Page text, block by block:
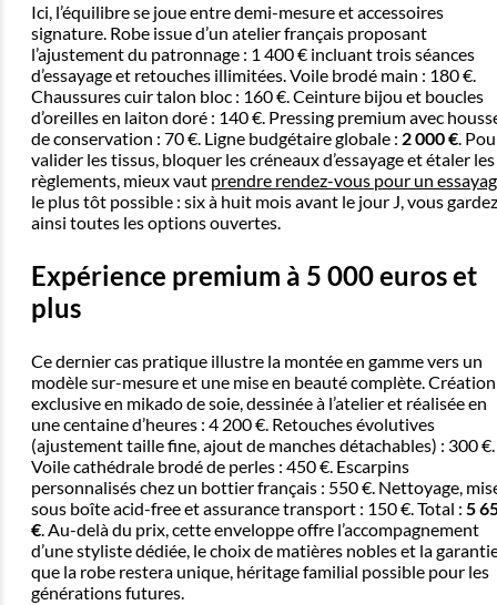
Ici, l’équilibre se joue entre demi-mesure et accessoires
signature. Robe issue d’un atelier français proposant
l’ajustement du patronnage : 1 400 € incluant trois séances
d’essayage et retouches illimitées. Voile brodé main : 180 €.
Chaussures cuir talon bloc : 160 €. Ceinture bijou et boucles
d’oreilles en laiton doré : 140 €. Pressing premium avec
de conservation : 70 €. Ligne budgétaire globale : 2 000 €.
valider les tissus, bloquer les créneaux d’essayage et étaler les
règlements, mieux vaut prendre rendez-vous pour un
le plus tôt possible : six à huit mois avant le jour J, vous gardez
ainsi toutes les options ouvertes.
Expérience premium à 5 000 euros et
plus
Ce dernier cas pratique illustre la montée en gamme vers un
modèle sur-mesure et une mise en beauté complète. Création
exclusive en mikado de soie, dessinée à l’atelier et réalisée en
une centaine d’heures : 4 200 €. Retouches évolutives
(ajustement taille fine, ajout de manches détachables) : 300 €.
Voile cathédrale brodé de perles : 450 €. Escarpins
personnalisés chez un bottier français : 550 €. Nettoyage,
sous boîte acid-free et assurance transport : 150 €. Total : 5
€. Au-delà du prix, cette enveloppe offre l’accompagnement
d’une styliste dédiée, le choix de matières nobles et la
que la robe restera unique, héritage familial possible pour les
générations futures.